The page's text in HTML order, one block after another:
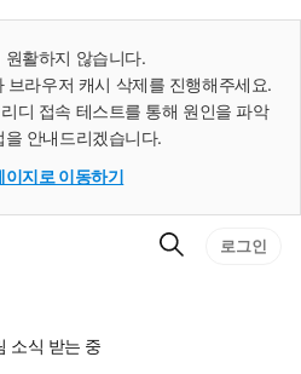
원활하지 않습니다.
라우저 캐시 삭제를 진행해주세요.
디 접속 테스트를 통해 원인을 파악
안내드리겠습니다.
이지로 이동하기
검
로그인
소식 받는 중